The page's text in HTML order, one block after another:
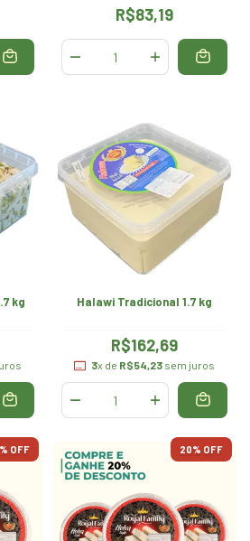
R$83,19
kg Halawi Tradicional 1.7 kg
R$162,69
3x de R$54,23 sem juros
% OFF 20% OFF